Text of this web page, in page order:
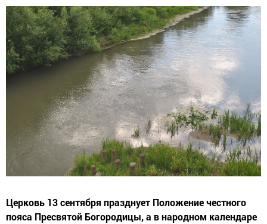
Церковь 13 сентября празднует Положение честного
пояса Пресвятой Богородицы, а в народном календаре